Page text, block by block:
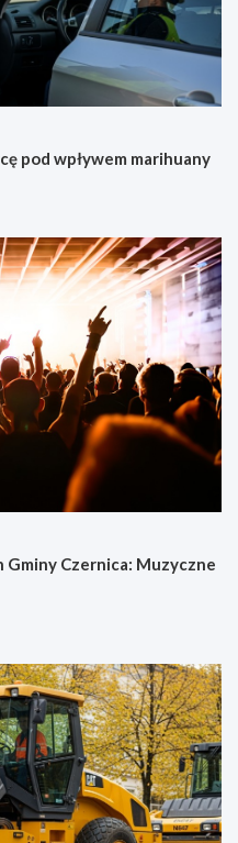
pod wpływem marihuany
Gminy Czernica: Muzyczne